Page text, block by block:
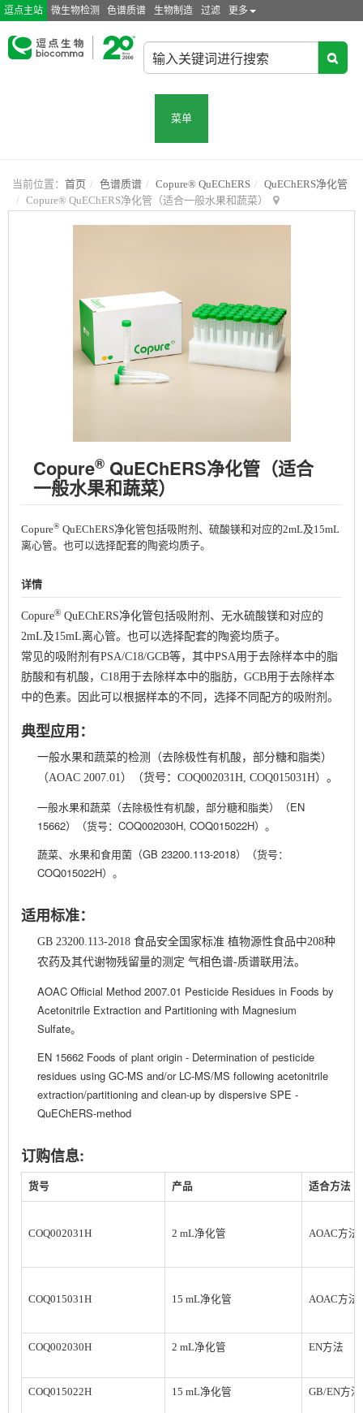
逗点主站 微生物检测 色谱质谱 生物制造 过滤 更多
菜单
当前位置： 首页 色谱质谱 Copure® QuEChERS
QuEChERS净化管
Copure® QuEChERS净化管（适合一般水果和蔬菜）
Copure® QuEChERS净化管（适合
一般水果和蔬菜）
Copure® QuEChERS净化管包括吸附剂、硫酸镁和对应的2mL及15mL
离心管。也可以选择配套的陶瓷均质子。
详情
Copure® QuEChERS净化管包括吸附剂、无水硫酸镁和对应的
2mL及15mL离⼼管。也可以选择配套的陶瓷均质子。
常见的吸附剂有PSA/C18/GCB等，其中PSA用于去除样本中的脂
肪酸和有机酸，C18用于去除样本中的脂肪，GCB用于去除样本
中的色素。因此可以根据样本的不同，选择不同配方的吸附剂。
典型应用：
一般水果和蔬菜的检测（去除极性有机酸，部分糖和脂类）
（AOAC 2007.01）（货号：COQ002031H, COQ015031H）。
一般水果和蔬菜（去除极性有机酸，部分糖和脂类）（EN
15662）（货号：COQ002030H, COQ015022H）。
蔬菜、水果和食用菌（GB 23200.113-2018）（货号：
COQ015022H）。
适用标准：
GB 23200.113-2018 食品安全国家标准 植物源性食品中208种
农药及其代谢物残留量的测定 气相色谱-质谱联用法。
AOAC Official Method 2007.01 Pesticide Residues in Foods by
Acetonitrile Extraction and Partitioning with Magnesium
Sulfate。
EN 15662 Foods of plant origin - Determination of pesticide
residues using GC-MS and/or LC-MS/MS following acetonitrile
extraction/partitioning and clean-up by dispersive SPE -
QuEChERS-method
订购信息:
货号 产品 适合方法
COQ002031H 2 mL净化管 AOAC方法
COQ015031H 15 mL净化管 AOAC方法
COQ002030H 2 mL净化管 EN方法
COQ015022H 15 mL净化管 GB/EN方法